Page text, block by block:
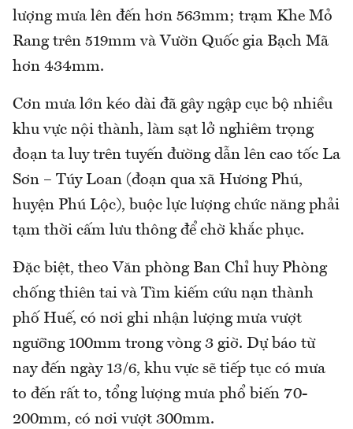
lượng mưa lên đến hơn 563mm; trạm Khe Mỏ
Rang trên 519mm và Vườn Quốc gia Bạch Mã
hơn 434mm.
Cơn mưa lớn kéo dài đã gây ngập cục bộ nhiều
khu vực nội thành, làm sạt lở nghiêm trọng
đoạn ta luy trên tuyến đường dẫn lên cao tốc La
Sơn – Túy Loan (đoạn qua xã Hương Phú,
huyện Phú Lộc), buộc lực lượng chức năng phải
tạm thời cấm lưu thông để chờ khắc phục.
Đặc biệt, theo Văn phòng Ban Chỉ huy Phòng
chống thiên tai và Tìm kiếm cứu nạn thành
phố Huế, có nơi ghi nhận lượng mưa vượt
ngưỡng 100mm trong vòng 3 giờ. Dự báo từ
nay đến ngày 13/6, khu vực sẽ tiếp tục có mưa
to đến rất to, tổng lượng mưa phổ biến 70-
200mm, có nơi vượt 300mm.